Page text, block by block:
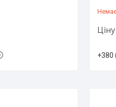
+380